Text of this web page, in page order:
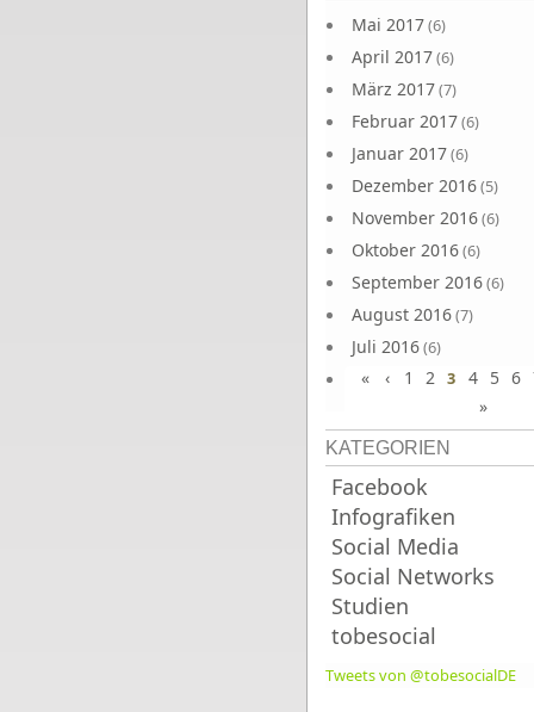
Mai 2017(6)
April 2017(6)
März 2017(7)
Februar 2017(6)
Januar 2017(6)
Dezember 2016(5)
November 2016(6)
Oktober 2016(6)
September 2016(6)
August 2016(7)
Juli 2016(6)
Juni 2016(7)
« ‹ 1 2 3 4 5 6
»
KATEGORIEN
Facebook
Infografiken
Social Media
Social Networks
Studien
tobesocial
Tweets von @tobesocialDE